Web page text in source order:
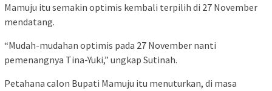
Mamuju itu semakin optimis kembali terpilih di 27 November
mendatang.
“Mudah-mudahan optimis pada 27 November nanti
pemenangnya Tina-Yuki,” ungkap Sutinah.
Petahana calon Bupati Mamuju itu menuturkan, di masa